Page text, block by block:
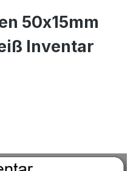
50x15mm
Inventar